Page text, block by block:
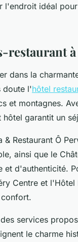
l'endroit idéal
restaurant
dans la
doute l'hôtel
et montagnes.
garantit un
Restaurant Ô
ainsi que le
d'authenticité.
Centre et l'Hôtel
services
le charme